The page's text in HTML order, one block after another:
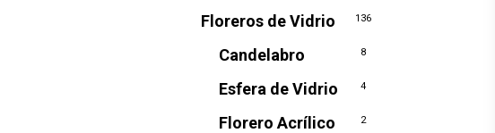
Floreros de Vidrio 136
Candelabro 8
Esfera de Vidrio 4
Florero Acrílico 2